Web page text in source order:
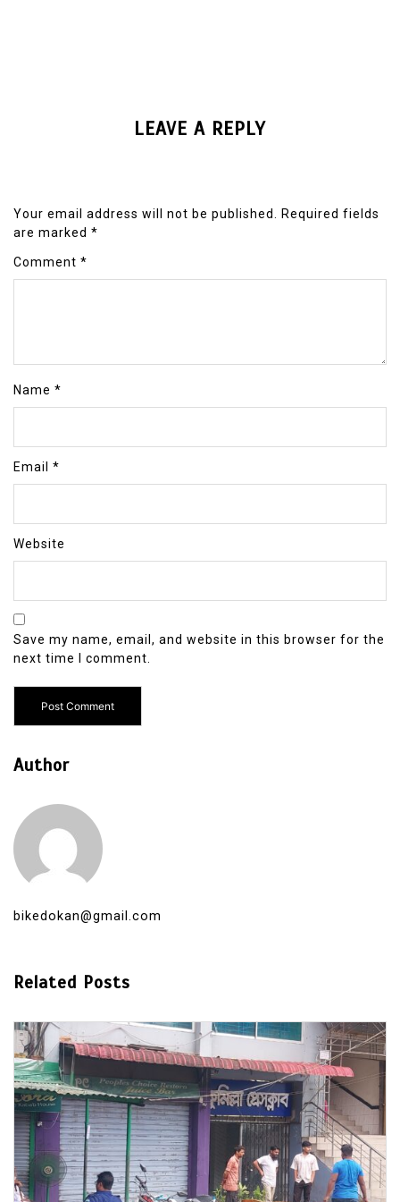
LEAVE A REPLY
Your email address will not be published.
Required fields
are marked *
Comment *
Name *
Email *
Website
Save my name, email, and website in this browser for the
next time I comment.
Author
bikedokan@gmail.com
Related Posts